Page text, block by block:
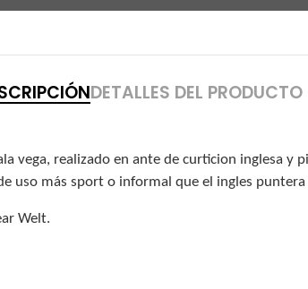
DETALLES DEL PRODUCTO
vega, realizado en ante de curticion inglesa y
uso más sport o informal que el ingles puntera
Welt.